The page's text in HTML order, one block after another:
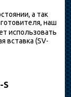
а так
наш
использовать
вставка (SV-
S